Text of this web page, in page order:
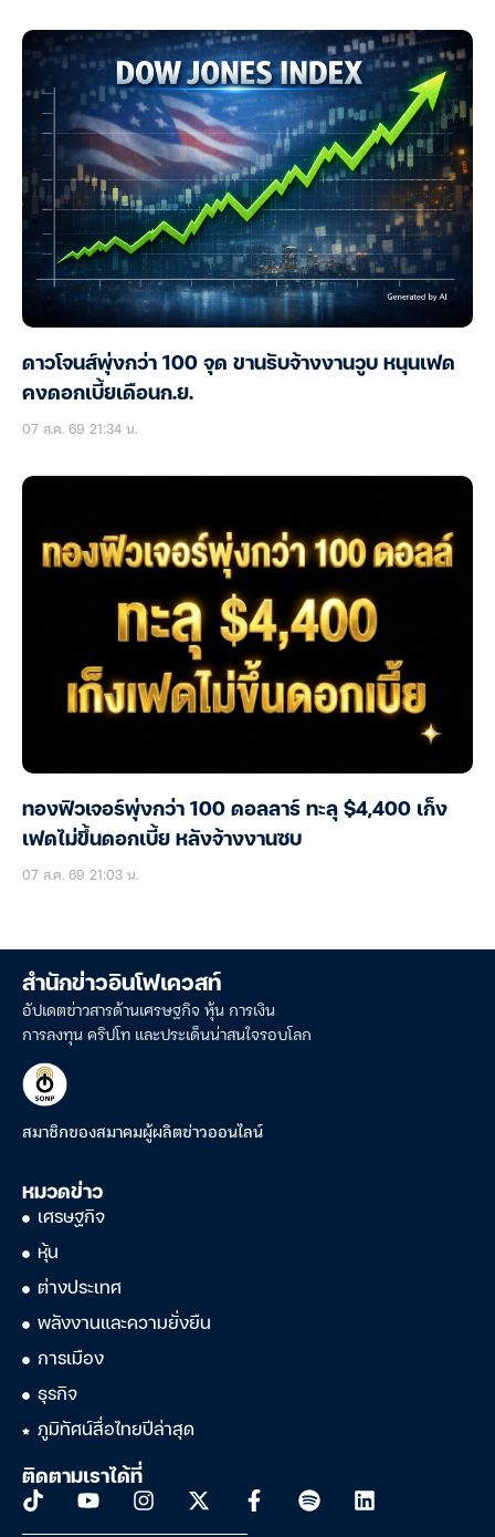
ดาวโจนส์พุ่งกว่า 100 จุด ขานรับจ้างงานวูบ หนุนเฟด
คงดอกเบี้ยเดือนก.ย.
07 ส.ค. 69 21:34 น.
ทองฟิวเจอร์พุ่งกว่า 100 ดอลลาร์ ทะลุ $4,400 เก็ง
เฟดไม่ขึ้นดอกเบี้ย หลังจ้างงานซบ
07 ส.ค. 69 21:03 น.
สำนักข่าวอินโฟเควสท์
อัปเดตข่าวสารด้านเศรษฐกิจ หุ้น การเงิน
การลงทุน คริปโท และประเด็นน่าสนใจรอบโลก
สมาชิกของสมาคมผู้ผลิตข่าวออนไลน์
หมวดข่าว
เศรษฐกิจ
หุ้น
ต่างประเทศ
พลังงานและความยั่งยืน
การเมือง
ธุรกิจ
ภูมิทัศน์สื่อไทยปีล่าสุด
ติดตามเราได้ที่